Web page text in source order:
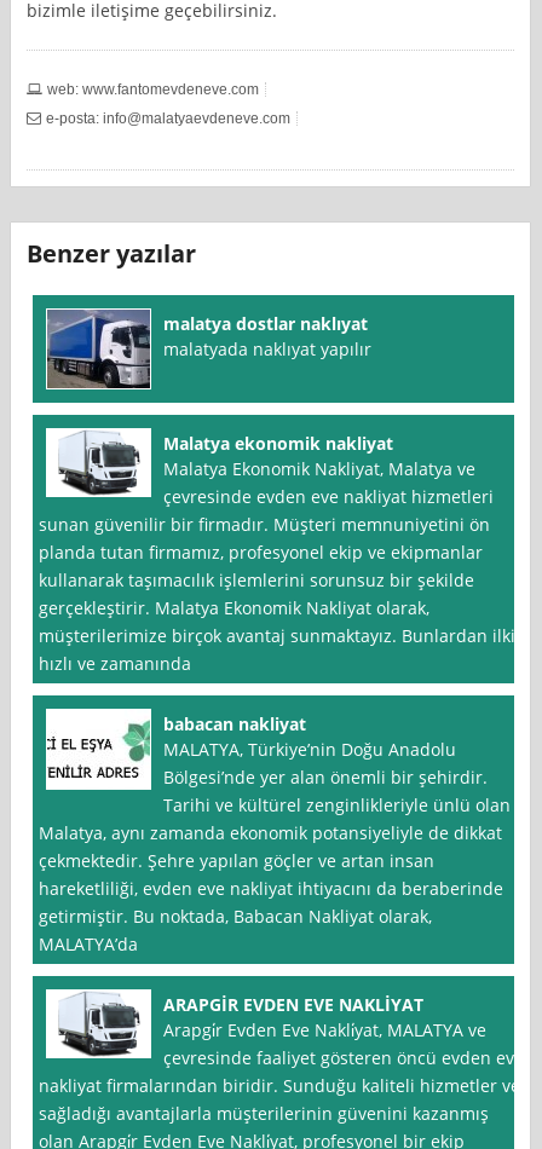
bizimle iletişime geçebilirsiniz.
web: www.fantomevdeneve.com
e-posta:info@malatyaevdeneve.com
Benzer yazılar
malatya dostlar naklıyat
malatyada naklıyat yapılır
Malatya ekonomik nakliyat
Malatya Ekonomik Nakliyat, Malatya ve
çevresinde evden eve nakliyat hizmetleri
sunan güvenilir bir firmadır. Müşteri memnuniyetini ön
planda tutan firmamız, profesyonel ekip ve ekipmanlar
kullanarak taşımacılık işlemlerini sorunsuz bir şekilde
gerçekleştirir. Malatya Ekonomik Nakliyat olarak,
müşterilerimize birçok avantaj sunmaktayız. Bunlardan ilki,
hızlı ve zamanında
babacan nakliyat
MALATYA, Türkiye’nin Doğu Anadolu
Bölgesi’nde yer alan önemli bir şehirdir.
Tarihi ve kültürel zenginlikleriyle ünlü olan
Malatya, aynı zamanda ekonomik potansiyeliyle de dikkat
çekmektedir. Şehre yapılan göçler ve artan insan
hareketliliği, evden eve nakliyat ihtiyacını da beraberinde
getirmiştir. Bu noktada, Babacan Nakliyat olarak,
MALATYA’da
ARAPGİR EVDEN EVE NAKLİYAT
Arapgi̇r Evden Eve Nakli̇yat, MALATYA ve
çevresinde faaliyet gösteren öncü evden eve
nakliyat firmalarından biridir. Sunduğu kaliteli hizmetler ve
sağladığı avantajlarla müşterilerinin güvenini kazanmış
olan Arapgi̇r Evden Eve Nakli̇yat, profesyonel bir ekip